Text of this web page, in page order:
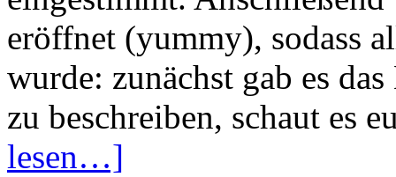
eröffnet (yummy), sodass
wurde: zunächst gab es
zu beschreiben, schaut es
lesen…]